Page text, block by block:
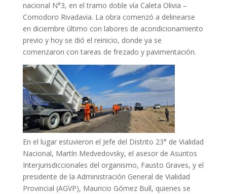
nacional N°3, en el tramo doble vía Caleta Olivia –
Comodoro Rivadavia. La obra comenzó a delinearse
en diciembre último con labores de acondicionamiento
previo y hoy se dió el reinicio, donde ya se
comenzaron con tareas de frezado y pavimentación.
En el lugar estuvieron el Jefe del Distrito 23° de Vialidad
Nacional, Martín Medvedovsky, el asesor de Asuntos
Interjurisdiccionales del organismo, Fausto Graves, y el
presidente de la Administración General de Vialidad
Provincial (AGVP), Mauricio Gómez Bull, quienes se